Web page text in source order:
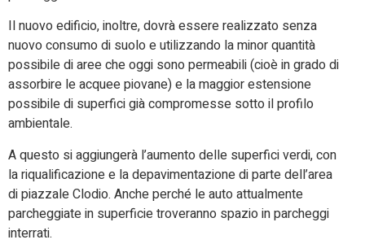
Il nuovo edificio, inoltre, dovrà essere realizzato senza
nuovo consumo di suolo e utilizzando la minor quantità
possibile di aree che oggi sono permeabili (cioè in grado di
assorbire le acquee piovane) e la maggior estensione
possibile di superfici già compromesse sotto il profilo
ambientale.
A questo si aggiungerà l’aumento delle superfici verdi, con
la riqualificazione e la depavimentazione di parte dell’area
di piazzale Clodio. Anche perché le auto attualmente
parcheggiate in superficie troveranno spazio in parcheggi
interrati.